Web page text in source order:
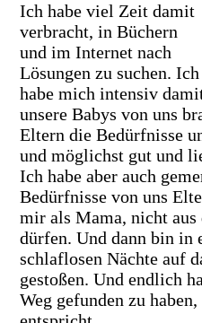
Ich habe viel Zeit damit
verbracht, in Büchern
und im Internet nach
Lösungen zu suchen. Ich
habe mich intensiv
unsere Babys von uns
Eltern die Bedürfnisse
und möglichst gut und
Ich habe aber auch
Bedürfnisse von uns
mir als Mama, nicht
dürfen. Und dann bin in
schlaflosen Nächte auf
gestoßen. Und endlich
Weg gefunden zu